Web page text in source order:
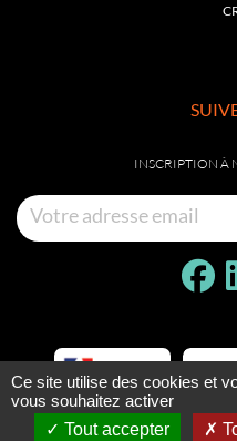
INSCRIPTION À
Ce site utilise des cookies et
vous souhaitez activer
Tout accepter